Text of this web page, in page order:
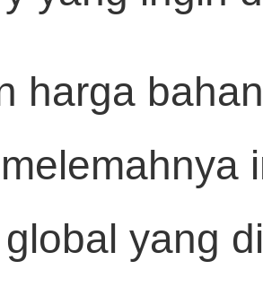
harga
yang